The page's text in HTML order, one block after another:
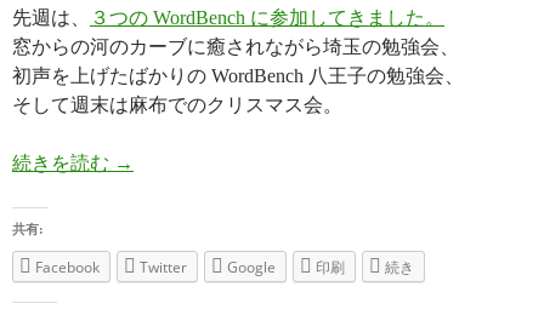
先週は、
３つの WordBench に参加してきました。
窓からの河のカーブに癒されながら埼玉の勉強会、
初声を上げたばかりの WordBench 八王子の勉強会、
そして週末は麻布でのクリスマス会。
続きを読む WordBench 埼玉、八王子、そしてクリスマス会
→
共有:
Facebook Twitter Google 印刷 続き